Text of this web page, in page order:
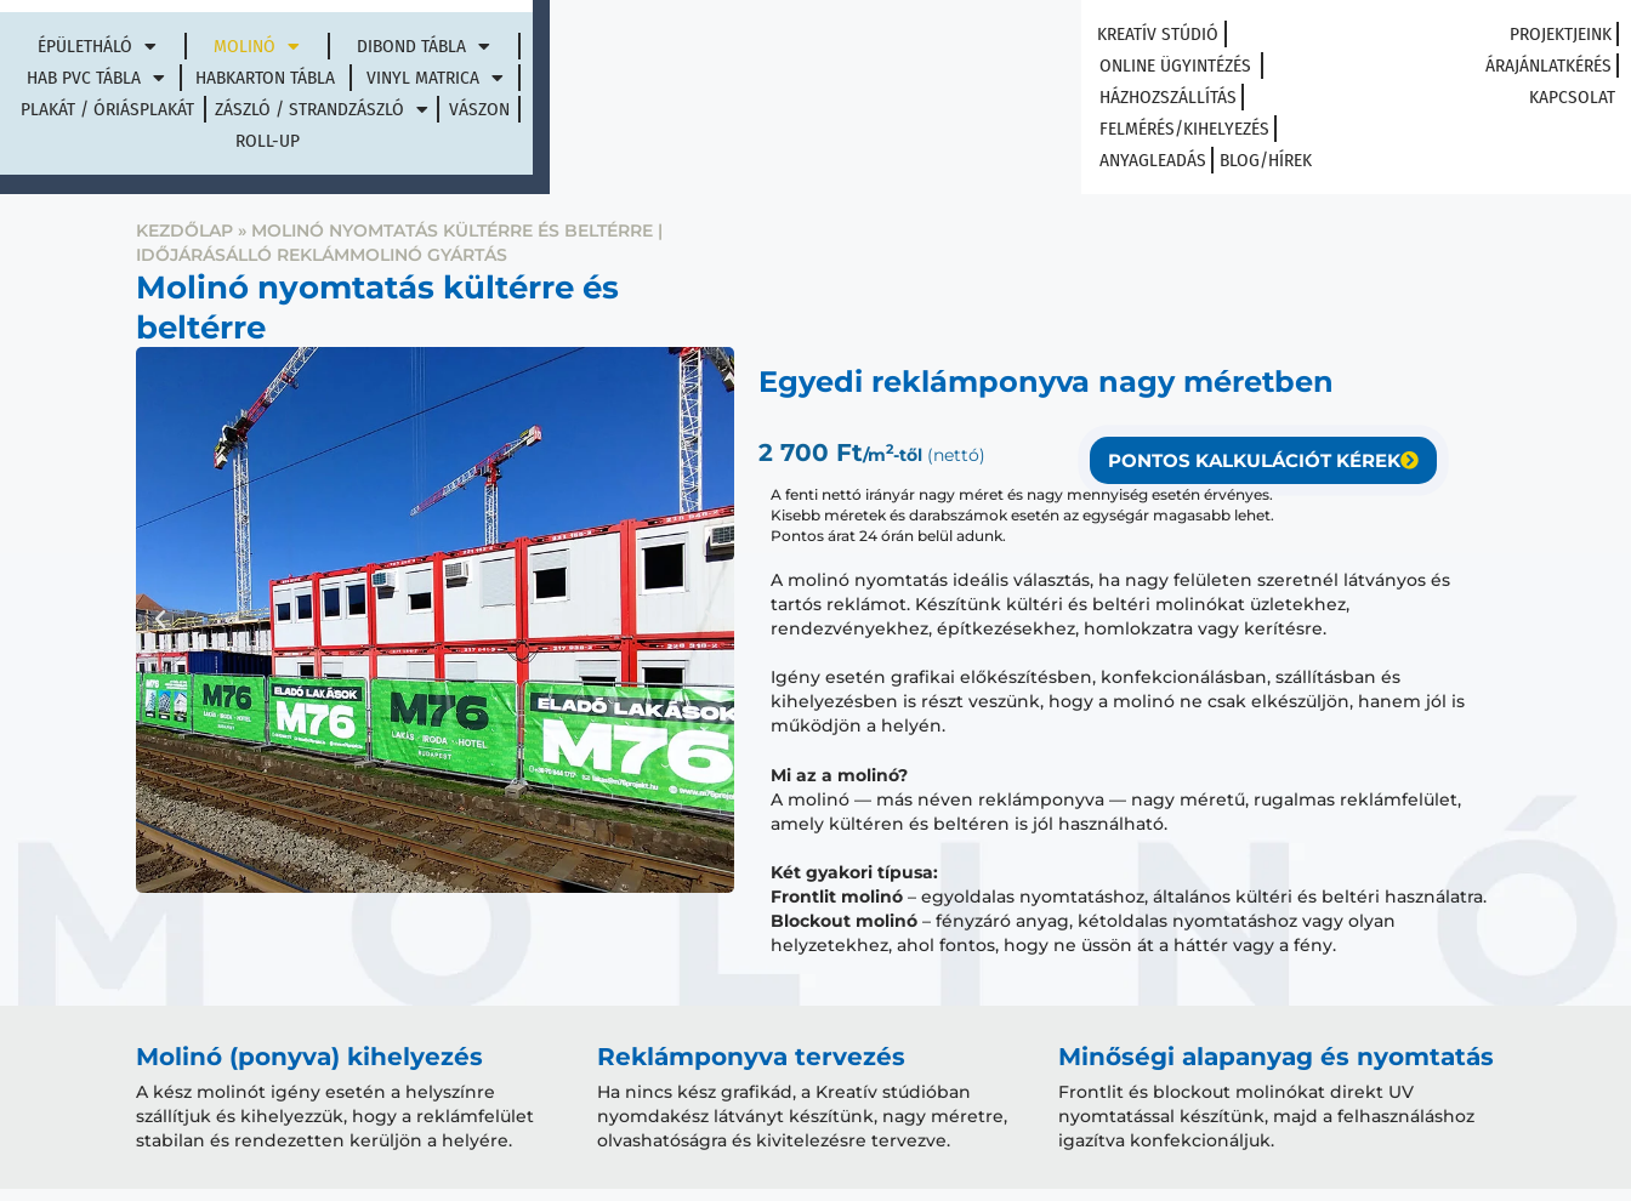
+36 20
970 7085
ÉPÜLETHÁLÓ MOLINÓ
DIBOND TÁBLA
HAB PVC TÁBLA
HABKARTON TÁBLA
VINYL MATRICA
PLAKÁT / ÓRIÁSPLAKÁT
ZÁSZLÓ / STRANDZÁSZLÓ
VÁSZON
ROLL-UP
KREATÍV STÚDIÓ
ONLINE ÜGYINTÉZÉS
HÁZHOZSZÁLLÍTÁS
FELMÉRÉS/KIHELYEZÉS
ANYAGLEADÁS
BLOG/HÍREK
PROJEKTJEINK
ÁRAJÁNLATKÉRÉS
KAPCSOLAT
KEZDŐLAP » MOLINÓ NYOMTATÁS KÜLTÉRRE ÉS BELTÉRRE |
IDŐJÁRÁSÁLLÓ REKLÁMMOLINÓ GYÁRTÁS
Molinó nyomtatás kültérre és
beltérre
Egyedi reklámponyva nagy méretben
2 700 Ft/m2-től (nettó) PONTOS KALKULÁCIÓT KÉREK
A fenti nettó irányár nagy méret és nagy mennyiség esetén érvényes.
Kisebb méretek és darabszámok esetén az egységár magasabb lehet.
Pontos árat 24 órán belül adunk.
A molinó nyomtatás ideális választás, ha nagy felületen szeretnél látványos és
tartós reklámot. Készítünk kültéri és beltéri molinókat üzletekhez,
rendezvényekhez, építkezésekhez, homlokzatra vagy kerítésre.
Igény esetén grafikai előkészítésben, konfekcionálásban, szállításban és
kihelyezésben is részt veszünk, hogy a molinó ne csak elkészüljön, hanem jól is
működjön a helyén.
Mi az a molinó?
A molinó — más néven reklámponyva — nagy méretű, rugalmas reklámfelület,
amely kültéren és beltéren is jól használható.
Két gyakori típusa:
Frontlit molinó – egyoldalas nyomtatáshoz, általános kültéri és beltéri használatra.
Blockout molinó – fényzáró anyag, kétoldalas nyomtatáshoz vagy olyan
helyzetekhez, ahol fontos, hogy ne üssön át a háttér vagy a fény.
Molinó (ponyva) kihelyezés
A kész molinót igény esetén a helyszínre
szállítjuk és kihelyezzük, hogy a reklámfelület
stabilan és rendezetten kerüljön a helyére.
Reklámponyva tervezés
Ha nincs kész grafikád, a Kreatív stúdióban
nyomdakész látványt készítünk, nagy méretre,
olvashatóságra és kivitelezésre tervezve.
Minőségi alapanyag és nyomtatás
Frontlit és blockout molinókat direkt UV
nyomtatással készítünk, majd a felhasználáshoz
igazítva konfekcionáljuk.